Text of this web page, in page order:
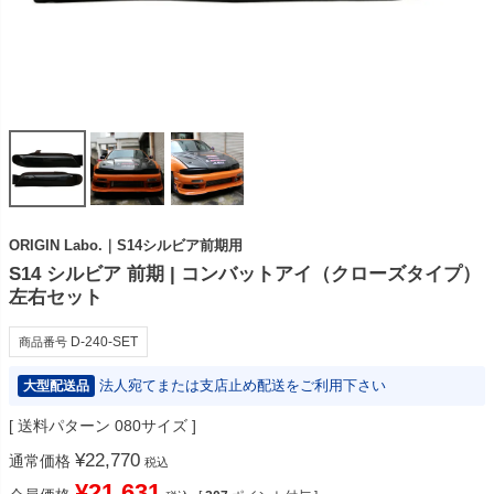
ORIGIN Labo.｜S14シルビア前期用
S14 シルビア 前期 | コンバットアイ（クローズタイプ）
左右セット
商品番号 D-240-SET
大型配送品 法人宛てまたは支店止め配送をご利用下さい
送料パターン 080サイズ
通常価格 ¥22,770 税込